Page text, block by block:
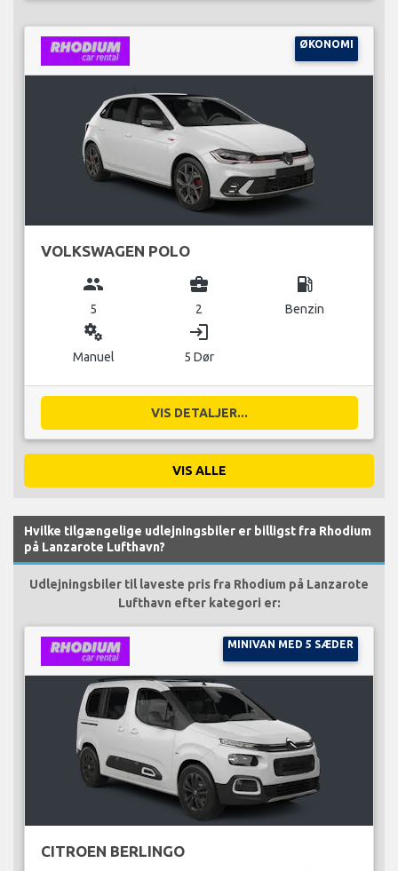
ØKONOMI
VOLKSWAGEN POLO
group
5
business_center
2
local_gas_station
Benzin
miscellaneous_services
Manuel
login
5 Dør
VIS DETALJER...
VIS ALLE
Hvilke tilgængelige udlejningsbiler er billigst fra Rhodium
på Lanzarote Lufthavn?
Udlejningsbiler til laveste pris fra Rhodium på Lanzarote
Lufthavn efter kategori er:
MINIVAN MED 5 SÆDER
CITROEN BERLINGO